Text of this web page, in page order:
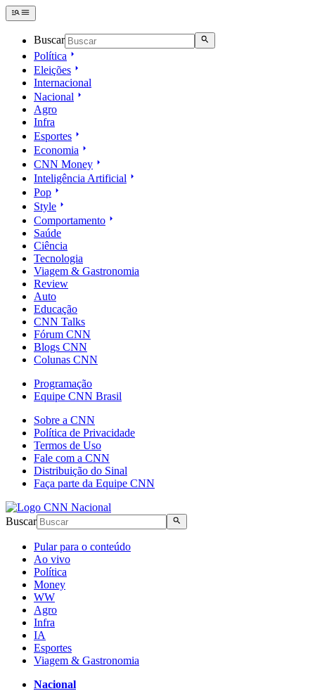
Buscar
Política
Eleições
Internacional
Nacional
Agro
Infra
Esportes
Economia
CNN Money
Inteligência Artificial
Pop
Style
Comportamento
Saúde
Ciência
Tecnologia
Viagem & Gastronomia
Review
Auto
Educação
CNN Talks
Fórum CNN
Blogs CNN
Colunas CNN
Programação
Equipe CNN Brasil
Sobre a CNN
Política de Privacidade
Termos de Uso
Fale com a CNN
Distribuição do Sinal
Faça parte da Equipe CNN
Buscar
Pular para o conteúdo
Ao vivo
Política
Money
WW
Agro
Infra
IA
Esportes
Viagem & Gastronomia
Nacional